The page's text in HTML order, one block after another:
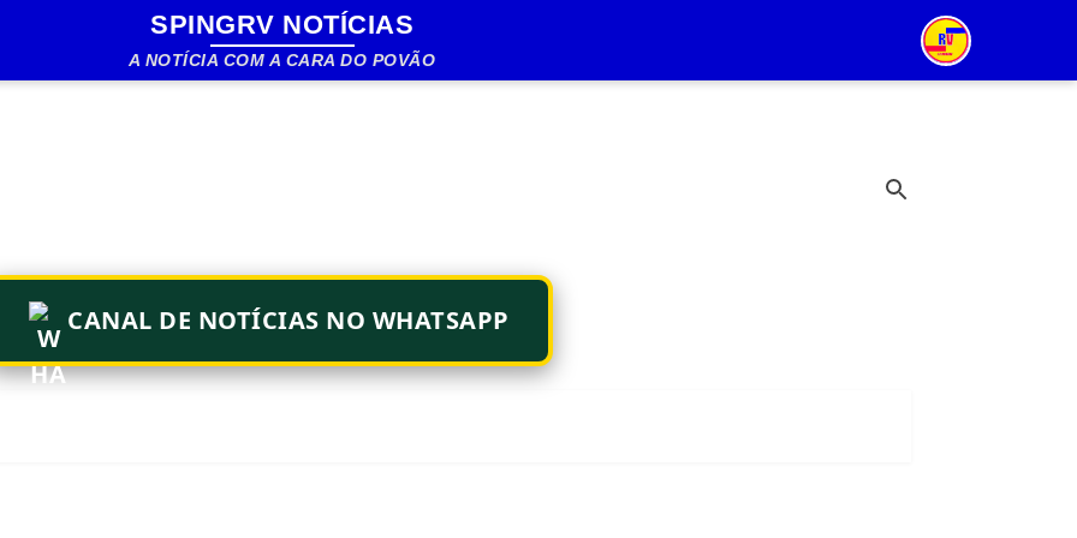
Pular para o conteúdo principal
SPINGRV NOTÍCIAS
A NOTÍCIA COM A CARA DO POVÃO
CANAL DE NOTÍCIAS NO WHATSAPP